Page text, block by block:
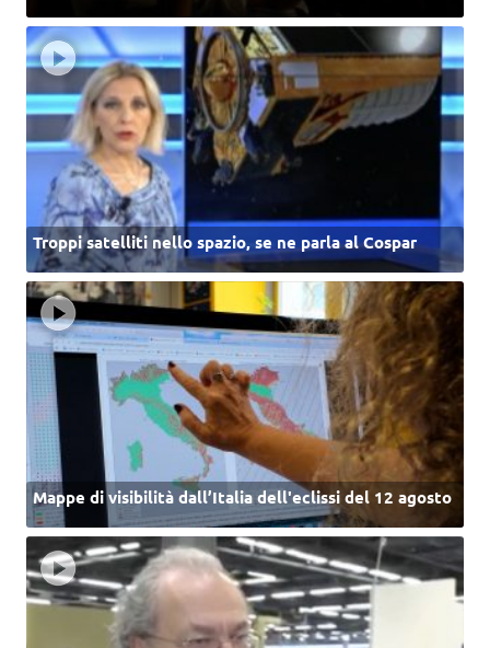
Troppi satelliti nello spazio, se ne parla al Cospar
Mappe di visibilità dall’Italia dell'eclissi del 12 agosto